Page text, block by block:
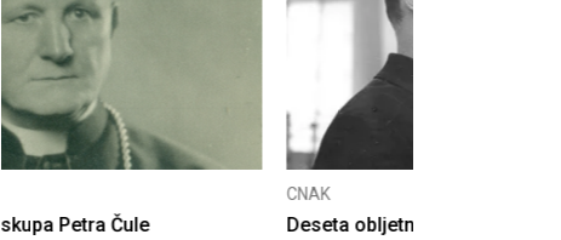
Deseta obljetnica poništenja komunističke